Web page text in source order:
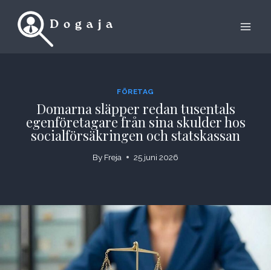
FÖRETAG
Domarna släpper redan tusentals
egenföretagare från sina skulder hos
socialförsäkringen och statskassan
By Freja 25 juni 2026